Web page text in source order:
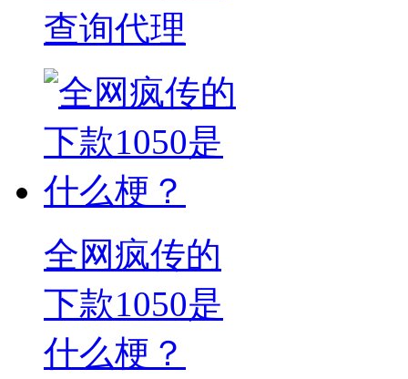
查询代理
全网疯传的
下款1050是
什么梗？